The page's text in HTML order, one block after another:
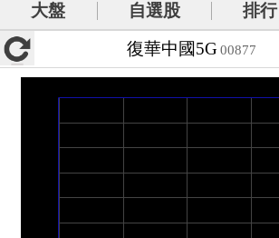
大盤 自選股 排行
復華中國5G 00877